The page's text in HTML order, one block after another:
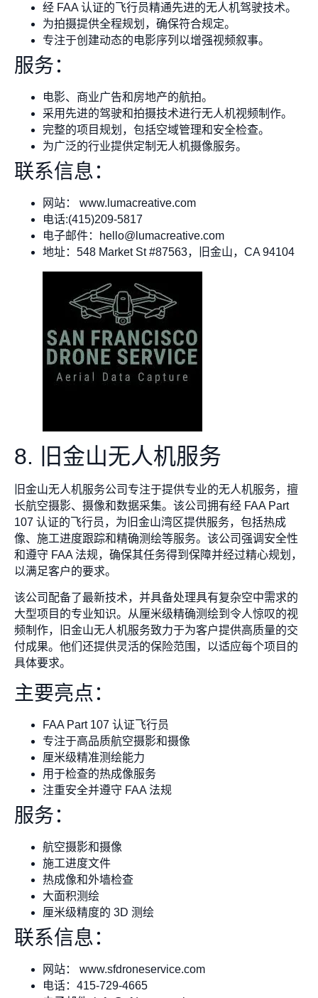
经 FAA 认证的飞行员精通先进的无人机驾驶技术。
为拍摄提供全程规划，确保符合规定。
专注于创建动态的电影序列以增强视频叙事。
服务：
电影、商业广告和房地产的航拍。
采用先进的驾驶和拍摄技术进行无人机视频制作。
完整的项目规划，包括空域管理和安全检查。
为广泛的行业提供定制无人机摄像服务。
联系信息：
网站： www.lumacreative.com
电话:(415)209-5817
电子邮件：
hello@lumacreative.com
地址：548 Market St #87563，旧金山，CA 94104
8. 旧金山无人机服务
旧金山无人机服务公司专注于提供专业的无人机服务，擅
长航空摄影、摄像和数据采集。该公司拥有经 FAA Part
107 认证的飞行员，为旧金山湾区提供服务，包括热成
像、施工进度跟踪和精确测绘等服务。该公司强调安全性
和遵守 FAA 法规，确保其任务得到保障并经过精心规划，
以满足客户的要求。
该公司配备了最新技术，并具备处理具有复杂空中需求的
大型项目的专业知识。从厘米级精确测绘到令人惊叹的视
频制作，旧金山无人机服务致力于为客户提供高质量的交
付成果。他们还提供灵活的保险范围，以适应每个项目的
具体要求。
主要亮点：
FAA Part 107 认证飞行员
专注于高品质航空摄影和摄像
厘米级精准测绘能力
用于检查的热成像服务
注重安全并遵守 FAA 法规
服务：
航空摄影和摄像
施工进度文件
热成像和外墙检查
大面积测绘
厘米级精度的 3D 测绘
联系信息：
网站： www.sfdroneservice.com
电话：415-729-4665